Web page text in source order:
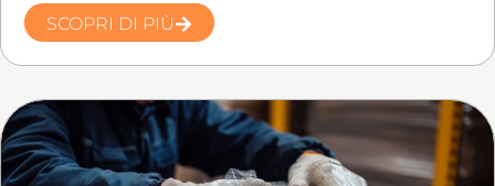
SCOPRI DI PIÙ